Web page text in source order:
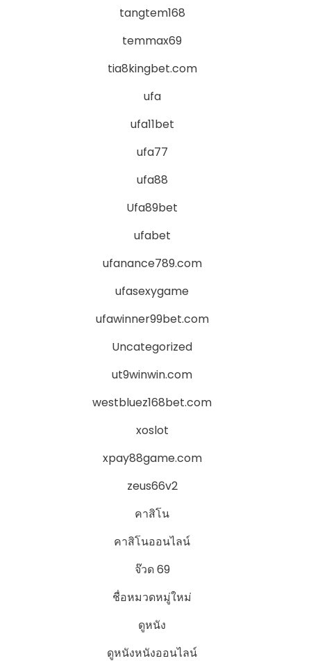
tangtem168
temmax69
tia8kingbet.com
ufa
ufa11bet
ufa77
ufa88
Ufa89bet
ufabet
ufanance789.com
ufasexygame
ufawinner99bet.com
Uncategorized
ut9winwin.com
westbluez168bet.com
xoslot
xpay88game.com
zeus66v2
คาสิโน
คาสิโนออนไลน์
จ๊วด 69
ชื่อหมวดหมู่ใหม่
ดูหนัง
ดูหนังหนังออนไลน์